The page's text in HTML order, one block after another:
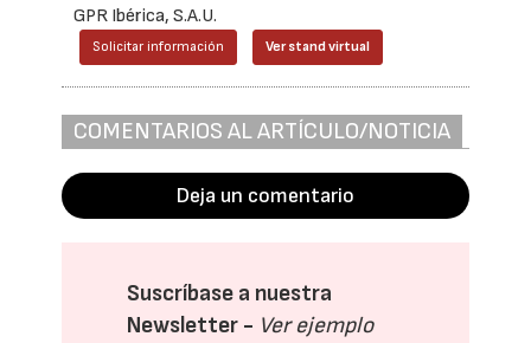
GPR Ibérica, S.A.U.
Solicitar información Ver stand virtual
COMENTARIOS AL ARTÍCULO/NOTICIA
Deja un comentario
Suscríbase a nuestra
Newsletter - Ver ejemplo